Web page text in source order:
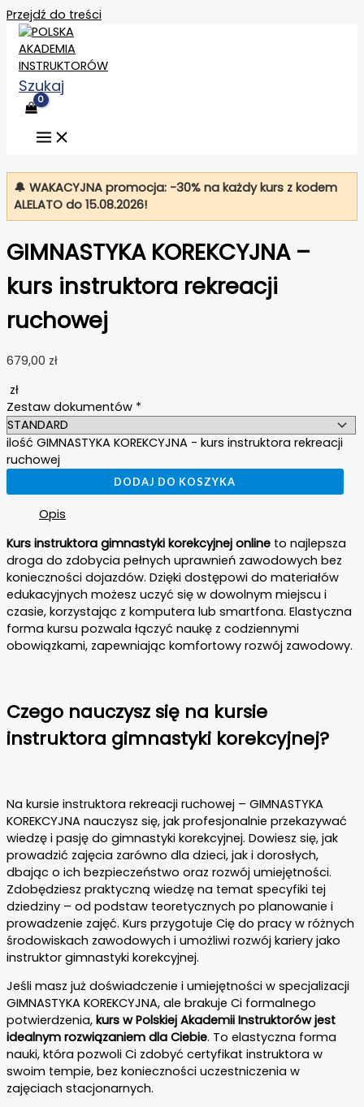
Przejdź do treści
Szukaj
🔔 WAKACYJNA promocja: -30% na każdy kurs z kodem
ALELATO do 15.08.2026!
GIMNASTYKA KOREKCYJNA –
kurs instruktora rekreacji
ruchowej
679,00 zł
zł
Zestaw dokumentów *
ilość GIMNASTYKA KOREKCYJNA - kurs instruktora rekreacji
ruchowej
DODAJ DO KOSZYKA
Opis
Kurs instruktora gimnastyki korekcyjnej online to najlepsza
droga do zdobycia pełnych uprawnień zawodowych bez
konieczności dojazdów. Dzięki dostępowi do materiałów
edukacyjnych możesz uczyć się w dowolnym miejscu i
czasie, korzystając z komputera lub smartfona. Elastyczna
forma kursu pozwala łączyć naukę z codziennymi
obowiązkami, zapewniając komfortowy rozwój zawodowy.
Czego nauczysz się na kursie
instruktora gimnastyki korekcyjnej?
Na kursie instruktora rekreacji ruchowej – GIMNASTYKA
KOREKCYJNA nauczysz się, jak profesjonalnie przekazywać
wiedzę i pasję do gimnastyki korekcyjnej. Dowiesz się, jak
prowadzić zajęcia zarówno dla dzieci, jak i dorosłych,
dbając o ich bezpieczeństwo oraz rozwój umiejętności.
Zdobędziesz praktyczną wiedzę na temat specyfiki tej
dziedziny – od podstaw teoretycznych po planowanie i
prowadzenie zajęć. Kurs przygotuje Cię do pracy w różnych
środowiskach zawodowych i umożliwi rozwój kariery jako
instruktor gimnastyki korekcyjnej.
Jeśli masz już doświadczenie i umiejętności w specjalizacji
GIMNASTYKA KOREKCYJNA, ale brakuje Ci formalnego
potwierdzenia, kurs w Polskiej Akademii Instruktorów jest
idealnym rozwiązaniem dla Ciebie. To elastyczna forma
nauki, która pozwoli Ci zdobyć certyfikat instruktora w
swoim tempie, bez konieczności uczestniczenia w
zajęciach stacjonarnych.